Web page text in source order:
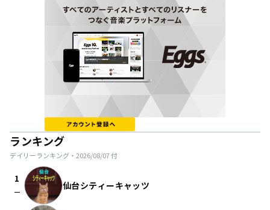
ランキング
デイリーランキング・ 2026/08/07付
1
check_indeterminate_small 仙台シティーキャッツ